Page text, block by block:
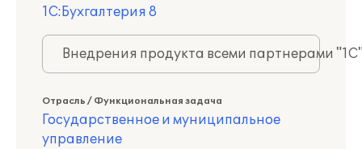
1С:Бухгалтерия 8
Внедрения продукта всеми партнерами
Отрасль / Функциональная задача
Государственное и муниципальное
управление